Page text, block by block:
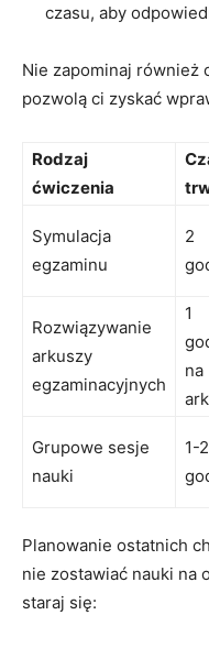
czasu, aby
Nie zapominaj ⁤również
pozwolą⁤ ci zyskać⁣
Rodzaj
ćwiczenia
Symulacja
egzaminu
2
Rozwiązywanie
arkuszy
egzaminacyjnych
1
na
Grupowe sesje
nauki
1-2 ​
Planowanie ostatnich
nie zostawiać nauki na
staraj ⁢się: